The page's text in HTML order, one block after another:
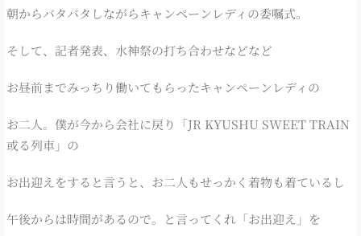
朝からバタバタしながらキャンペーンレディの委嘱式。
そして、記者発表、水神祭の打ち合わせなどなど
お昼前までみっちり働いてもらったキャンペーンレディの
お二人。僕が今から会社に戻り「JR KYUSHU SWEET TRAIN
或る列車」の
お出迎えをすると言うと、お二人もせっかく着物も着ているし
午後からは時間があるので。と言ってくれ「お出迎え」を